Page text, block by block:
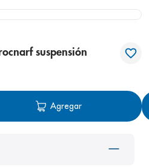
suspensión
Agregar